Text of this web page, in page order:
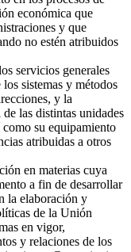
económica que
y que
no estén atribuidos
servicios generales
sistemas y métodos
y la
las distintas unidades
su equipamiento
atribuidas a otros
en materias cuya
a fin de desarrollar
la elaboración y
de la Unión
en vigor,
y relaciones de los